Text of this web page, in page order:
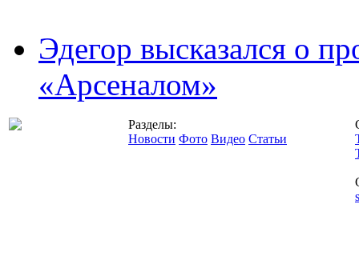
Эдегор высказался о
«Арсеналом»
Разделы:
Новости Фото Видео Статьи